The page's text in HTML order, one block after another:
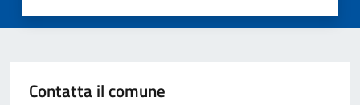
Contatta il comune